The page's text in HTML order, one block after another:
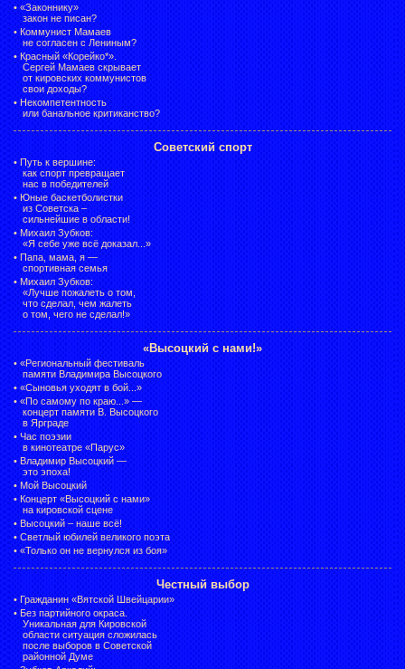
• «Законнику»
закон не писан?
• Коммунист Мамаев
не согласен с Лениным?
• Красный «Корейко*».
Сергей Мамаев скрывает
от кировских коммунистов
свои доходы?
• Некомпетентность
или банальное критиканство?
Советский спорт
• Путь к вершине:
как спорт превращает
нас в победителей
• Юные баскетболистки
из Советска –
сильнейшие в области!
• Михаил Зубков:
«Я себе уже всё доказал...»
• Папа, мама, я —
спортивная семья
• Михаил Зубков:
«Лучше пожалеть о том,
что сделал, чем жалеть
о том, чего не сделал!»
«Высоцкий с нами!»
• «Региональный фестиваль
памяти Владимира Высоцкого
• «Сыновья уходят в бой...»
• «По самому по краю...» —
концерт памяти В. Высоцкого
в Ярграде
• Час поэзии
в кинотеатре «Парус»
• Владимир Высоцкий —
это эпоха!
• Мой Высоцкий
• Концерт «Высоцкий с нами»
на кировской сцене
• Высоцкий – наше всё!
• Светлый юбилей великого поэта
• «Только он не вернулся из боя»
Честный выбор
• Гражданин «Вятской Швейцарии»
• Без партийного окраса.
Уникальная для Кировской
области ситуация сложилась
после выборов в Советской
районной Думе